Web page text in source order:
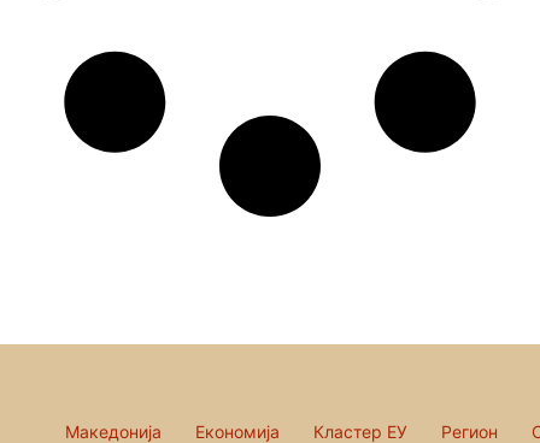
Македонија Економија Кластер ЕУ Регион